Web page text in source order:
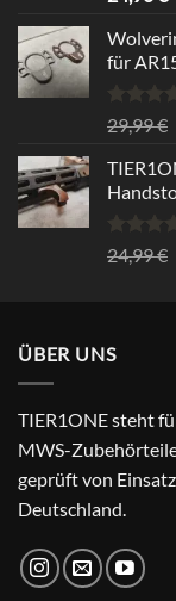
für
Bewertet
mit
von 5
29,99€
Bewertet
mit
24,99€
ÜBER UNS
TIER1ONE steht
MWS-
geprüft von
Deutschland.